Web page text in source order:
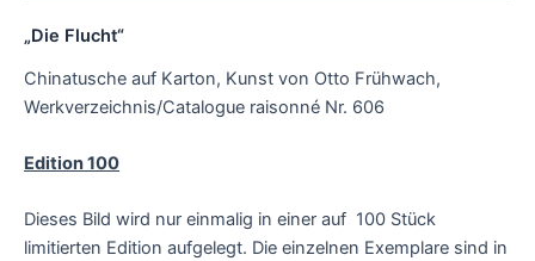
„Die Flucht“
Chinatusche auf Karton, Kunst von Otto Frühwach,
Werkverzeichnis/Catalogue raisonné Nr. 606
Edition 100
Dieses Bild wird nur einmalig in einer auf 100 Stück
limitierten Edition aufgelegt. Die einzelnen Exemplare sind in